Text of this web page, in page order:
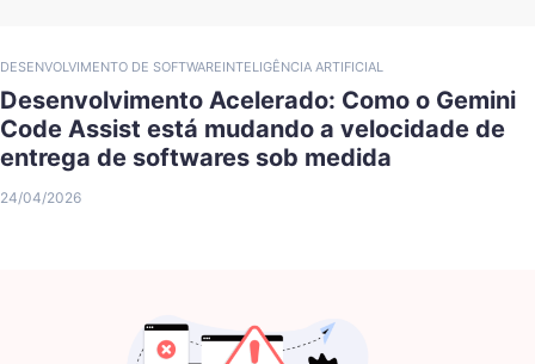
DESENVOLVIMENTO DE SOFTWAREINTELIGÊNCIA ARTIFICIAL
Desenvolvimento Acelerado: Como o Gemini
Code Assist está mudando a velocidade de
entrega de softwares sob medida
24/04/2026